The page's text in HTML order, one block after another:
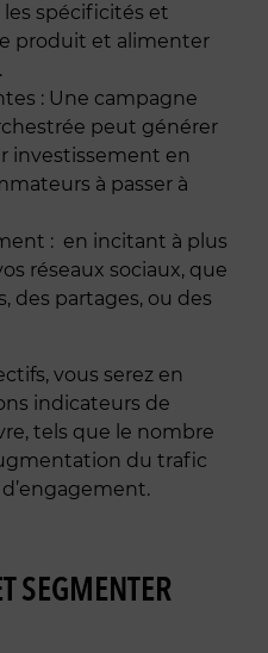
les spécificités et
produit et alimenter
: Une campagne
peut générer
investissement en
à passer à
: en incitant à plus
réseaux sociaux, que
des partages, ou des
vous serez en
indicateurs de
tels que le nombre
du trafic
SEGMENTER